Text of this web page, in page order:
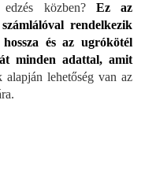
közben? Ez az
rendelkezik
és az ugrókötél
minden adattal, amit
alapján lehetőség van az